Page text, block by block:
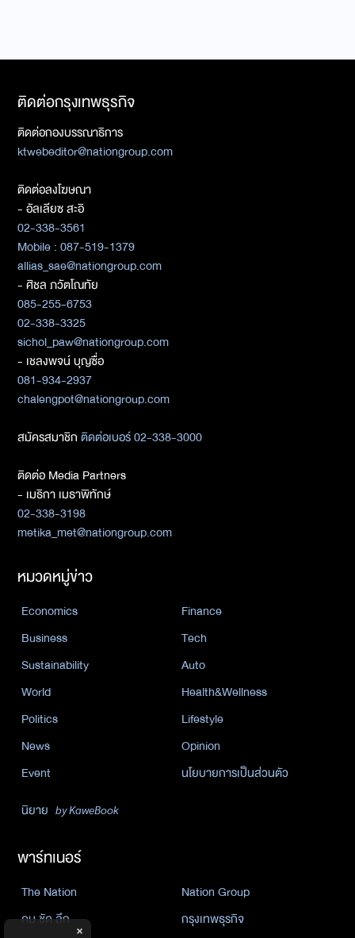
ติดต่อกรุงเทพธุรกิจ
ติดต่อกองบรรณาธิการ
ktwebeditor@nationgroup.com
ติดต่อลงโฆษณา
- อัลเลียซ สะอิ
02-338-3561
Mobile : 087-519-1379
allias_sae@nationgroup.com
- ศิชล ภวัตโณทัย
085-255-6753
02-338-3325
sichol_paw@nationgroup.com
- เชลงพจน์ บุญซื่อ
081-934-2937
chalengpot@nationgroup.com
สมัครสมาชิกติดต่อเบอร์ 02-338-3000
ติดต่อ Media Partners
- เมธิกา เมธาพิทักษ์
02-338-3198
metika_met@nationgroup.com
หมวดหมู่ข่าว
Economics
Finance
Business
Tech
Sustainability
Auto
World
Health&Wellness
Politics
Lifestyle
News
Opinion
Event
นโยบายการเป็นส่วนตัว
นิยาย by KaweBook
พาร์ทเนอร์
The Nation
Nation Group
คม ชัด ลึก
กรุงเทพธุรกิจ
×